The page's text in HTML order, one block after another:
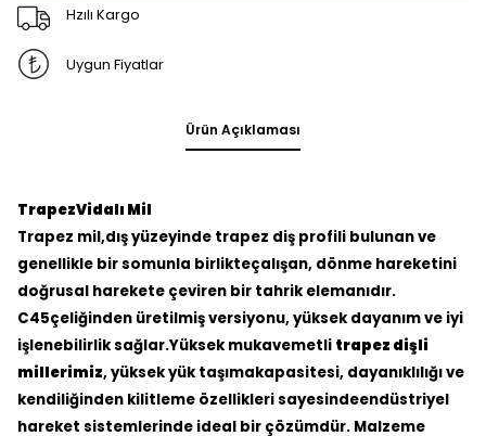
Hzılı Kargo
Uygun Fiyatlar
Ürün Açıklaması
TrapezVidalı Mil
Trapez mil,dış yüzeyinde trapez diş profili bulunan ve
genellikle bir somunla birlikteçalışan, dönme hareketini
doğrusal harekete çeviren bir tahrik elemanıdır.
C45çeliğinden üretilmiş versiyonu, yüksek dayanım ve iyi
işlenebilirlik sağlar.Yüksek mukavemetli trapez dişli
millerimiz, yüksek yük taşımakapasitesi, dayanıklılığı ve
kendiliğinden kilitleme özellikleri sayesindeendüstriyel
hareket sistemlerinde ideal bir çözümdür. Malzeme